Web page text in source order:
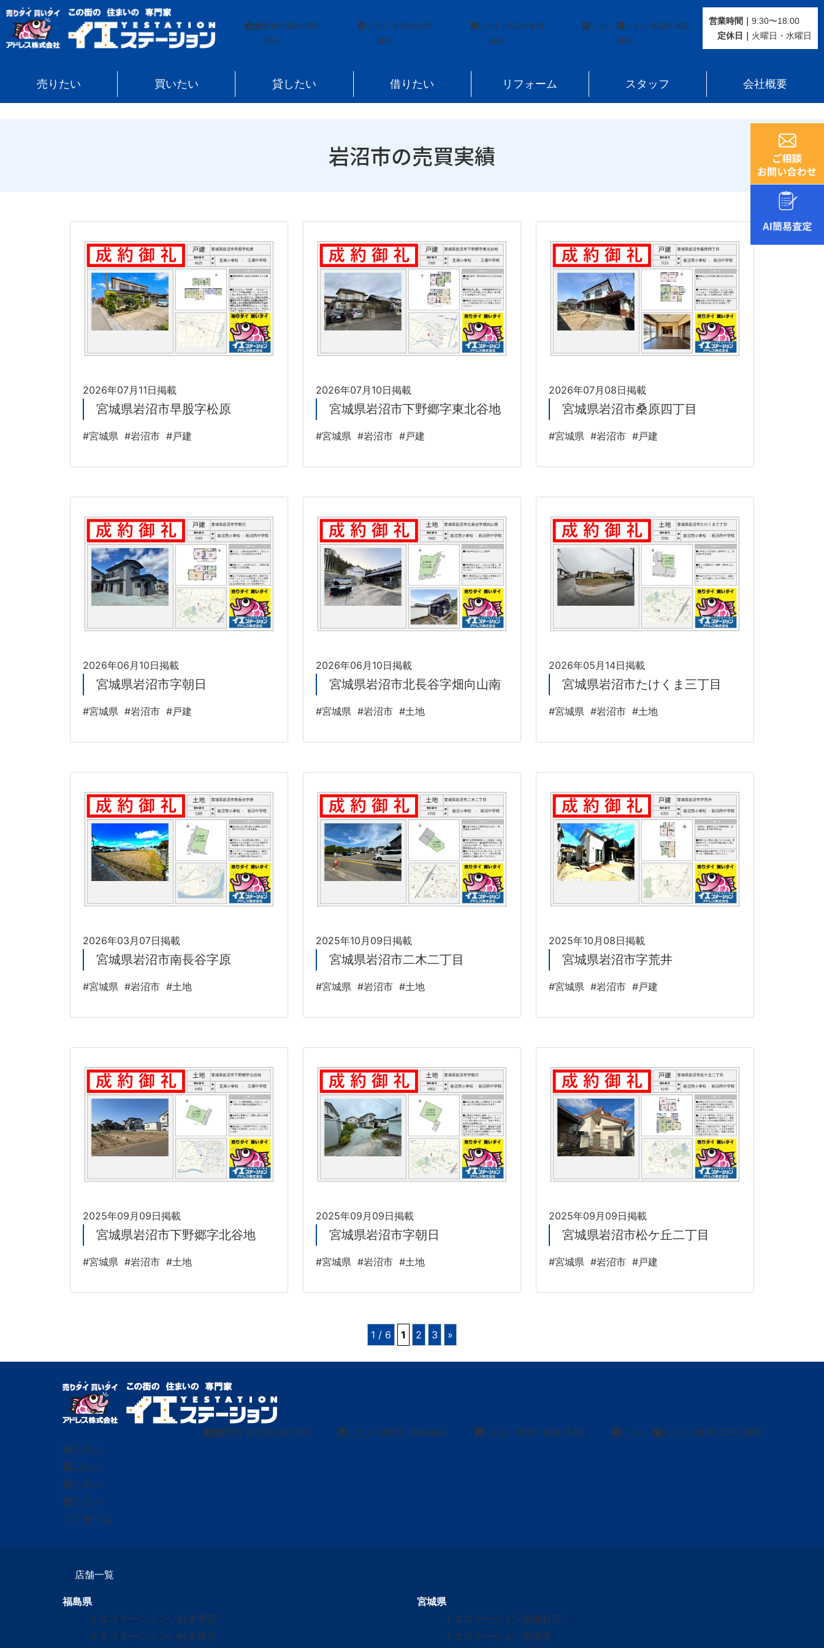
総合受付 0120-297-
011
売りたい 0120-139-
664
買いたい 0120-424-
544
貸し たい 借り たい 0120-302-
563
営業時間｜ 9:30〜18:00
定休⽇｜ 火曜⽇・水曜⽇
売りたい 買いたい 貸したい 借りたい リフォーム スタッフ 会社概要
イエステーション » 売買実績
岩沼市の売買実績
2026年07月11日掲載
宮城県岩沼市早股字松原
#宮城県 #岩沼市 #戸建
2026年07月10日掲載
宮城県岩沼市下野郷字東北谷地
#宮城県 #岩沼市 #戸建
2026年07月08日掲載
宮城県岩沼市桑原四丁目
#宮城県 #岩沼市 #戸建
2026年06月10日掲載
宮城県岩沼市字朝日
#宮城県 #岩沼市 #戸建
2026年06月10日掲載
宮城県岩沼市北長谷字畑向山南
#宮城県 #岩沼市 #土地
2026年05月14日掲載
宮城県岩沼市たけくま三丁目
#宮城県 #岩沼市 #土地
2026年03月07日掲載
宮城県岩沼市南長谷字原
#宮城県 #岩沼市 #土地
2025年10月09日掲載
宮城県岩沼市二木二丁目
#宮城県 #岩沼市 #土地
2025年10月08日掲載
宮城県岩沼市字荒井
#宮城県 #岩沼市 #戸建
2025年09月09日掲載
宮城県岩沼市下野郷字北谷地
#宮城県 #岩沼市 #土地
2025年09月09日掲載
宮城県岩沼市字朝日
#宮城県 #岩沼市 #土地
2025年09月09日掲載
宮城県岩沼市松ケ丘二丁目
#宮城県 #岩沼市 #戸建
1 / 6 1 2 3 »
総合受付 0120-297-011 売りたい 0120-139-664 買いたい 0120-424-544 貸し たい 借り たい 0120-302-563
売りたい
買いたい
貸したい
借りたい
リフォーム
店舗一覧
福島県
イエステーションいわき平店
イエステーションいわき泉店
宮城県
イエステーション南仙台店
イエステーション岩沼店